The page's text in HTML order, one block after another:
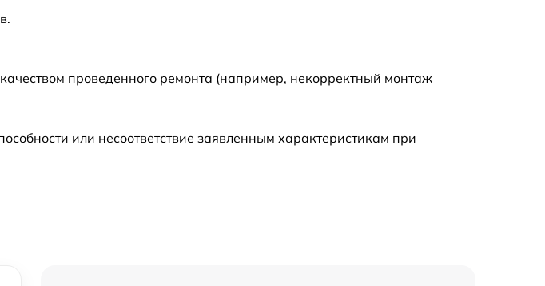
проведенного ремонта (например, некорректный монтаж
или несоответствие заявленным характеристикам при